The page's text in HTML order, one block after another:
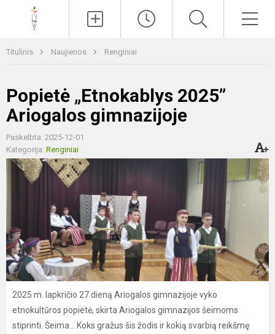
Titulinis Naujienos Renginiai
Popietė „Etnokablys 2025”
Ariogalos gimnazijoje
Paskelbta: 2025-12-01
Kategorija: Renginiai
2025 m. lapkričio 27 dieną Ariogalos gimnazijoje vyko
etnokultūros popietė, skirta Ariogalos gimnazijos šeimoms
stiprinti. Šeima… Koks gražus šis žodis ir kokią svarbią reikšmę